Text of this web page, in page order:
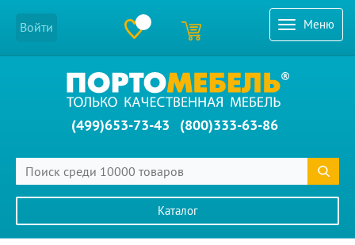
Меню
Войти
(499)653-73-43 (800)333-63-86
Каталог